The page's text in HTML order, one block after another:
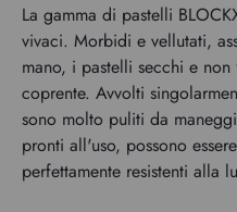
La gamma di pastelli
vivaci. Morbidi e vellutati,
mano, i pastelli secchi e
coprente. Avvolti
sono molto puliti da
pronti all'uso, possono
perfettamente resistenti alla